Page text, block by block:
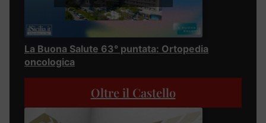
La Buona Salute 63° puntata: Ortopedia
oncologica
Oltre il Castello